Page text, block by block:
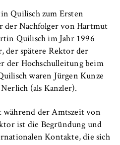
Quilisch zum Ersten
der Nachfolger von Hartmut
Quilisch im Jahr 1996
der spätere Rektor der
Hochschulleitung beim
waren Jürgen Kunze
(als Kanzler).
während der Amtszeit von
ist die Begründung und
Kontakte, die sich
der
Frontend-
speichert die
dafür, dass der Nutzer